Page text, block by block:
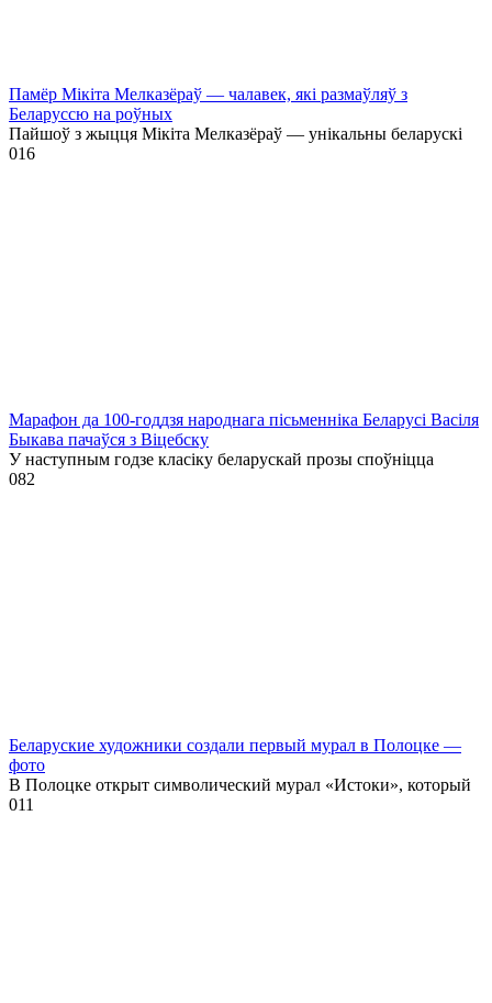
Памёр Мікіта Мелказёраў — чалавек, які размаўляў з
Беларуссю на роўных
Пайшоў з жыцця Мікіта Мелказёраў — унікальны беларускі
016
Марафон да 100-годдзя народнага пісьменніка Беларусі Васіля
Быкава пачаўся з Віцебску
У наступным годзе класіку беларускай прозы споўніцца
082
Беларуские художники создали первый мурал в Полоцке —
фото
В Полоцке открыт символический мурал «Истоки», который
011